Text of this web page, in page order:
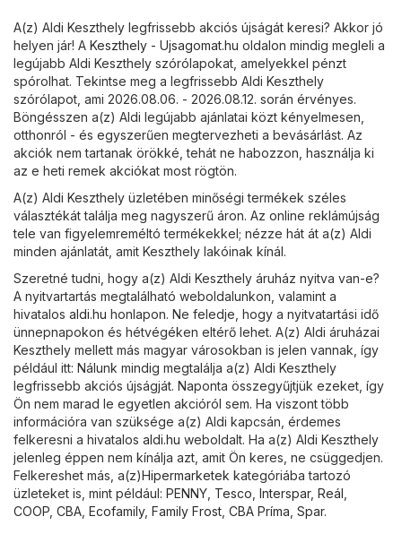
A(z) Aldi Keszthely legfrissebb akciós újságát keresi? Akkor jó
helyen jár! A Keszthely - Ujsagomat.hu oldalon mindig megleli a
legújabb Aldi Keszthely szórólapokat, amelyekkel pénzt
spórolhat. Tekintse meg a legfrissebb Aldi Keszthely
szórólapot, ami 2026.08.06. - 2026.08.12. során érvényes.
Böngésszen a(z) Aldi legújabb ajánlatai közt kényelmesen,
otthonról - és egyszerűen megtervezheti a bevásárlást. Az
akciók nem tartanak örökké, tehát ne habozzon, használja ki
az e heti remek akciókat most rögtön.
A(z) Aldi Keszthely üzletében minőségi termékek széles
választékát találja meg nagyszerű áron. Az online reklámújság
tele van figyelemreméltó termékekkel; nézze hát át a(z) Aldi
minden ajánlatát, amit Keszthely lakóinak kínál.
Szeretné tudni, hogy a(z) Aldi Keszthely áruház nyitva van-e?
A nyitvartartás megtalálható weboldalunkon, valamint a
hivatalos aldi.hu honlapon. Ne feledje, hogy a nyitvatartási idő
ünnepnapokon és hétvégéken eltérő lehet. A(z) Aldi áruházai
Keszthely mellett más magyar városokban is jelen vannak, így
például itt: Nálunk mindig megtalálja a(z) Aldi Keszthely
legfrissebb akciós újságját. Naponta összegyűjtjük ezeket, így
Ön nem marad le egyetlen akcióról sem. Ha viszont több
információra van szüksége a(z) Aldi kapcsán, érdemes
felkeresni a hivatalos aldi.hu weboldalt. Ha a(z) Aldi Keszthely
jelenleg éppen nem kínálja azt, amit Ön keres, ne csüggedjen.
Felkereshet más, a(z)Hipermarketek kategóriába tartozó
üzleteket is, mint például: PENNY Tesco Interspar, Reál
COOP CBA Ecofamily, Family Frost CBA Príma Spar.